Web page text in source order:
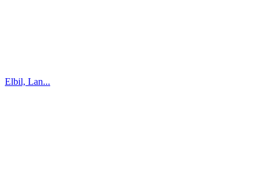
Elbil, Lan...